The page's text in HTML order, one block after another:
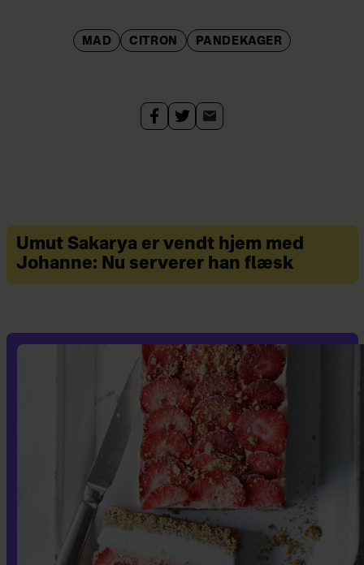
MAD CITRON PANDEKAGER
Umut Sakarya er vendt hjem med
Johanne: Nu serverer han flæsk